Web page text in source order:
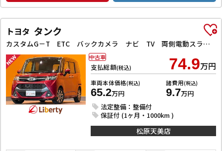
トヨタ タンク
カスタムG－T ETC バックカメラ ナビ TV 両側電動スライドドア クリアランスソナー オートクルーズコントロール 衝突被害軽減システム アルミホイール LEDヘッドランプ スマートキー
支払総額(税込) 74.9万円
車両本体価格(税込)
65.2万円
諸費用(税込)
9.7万円
法定整備：整備付
保証付 (1ヶ月・1000km )
中古車
松原天美店